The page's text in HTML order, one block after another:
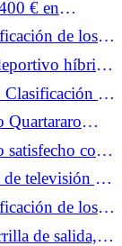
€ en
delde los
híbrido
2030
de
la Q2, no
Quartararo
Tests
satisfecho con
el futuro
de televisión y
y Zarco
de los
ante Zarco
de salida,